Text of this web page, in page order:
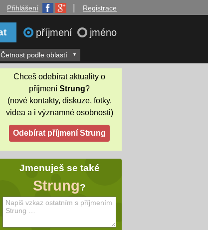
Přihlášení Registrace
příjmení jméno
Četnost podle oblastí
Chceš odebírat aktuality o
příjmení Strung?
(nové kontakty, diskuze, fotky,
videa a i významné osobnosti)
Jmenuješ se také
Strung?